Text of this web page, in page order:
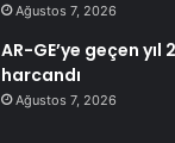
Ağustos 7, 2026
AR-GE’ye geçen
harcandı
Ağustos 7, 2026